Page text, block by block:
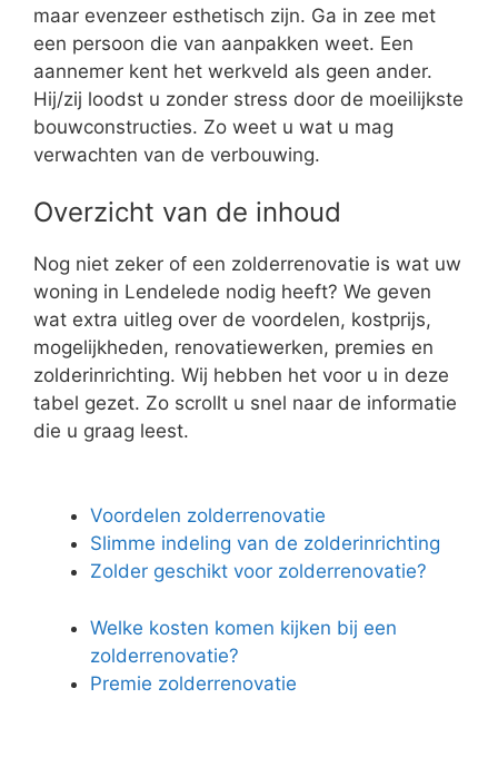
maar evenzeer esthetisch zijn. Ga in zee met
een persoon die van aanpakken weet. Een
aannemer kent het werkveld als geen ander.
Hij/zij loodst u zonder stress door de moeilijkste
bouwconstructies. Zo weet u wat u mag
verwachten van de verbouwing.
Overzicht van de inhoud
Nog niet zeker of een zolderrenovatie is wat uw
woning in Lendelede nodig heeft? We geven
wat extra uitleg over de voordelen, kostprijs,
mogelijkheden, renovatiewerken, premies en
zolderinrichting. Wij hebben het voor u in deze
tabel gezet. Zo scrollt u snel naar de informatie
die u graag leest.
Voordelen zolderrenovatie
Slimme indeling van de zolderinrichting
Zolder geschikt voor zolderrenovatie?
Welke kosten komen kijken bij een
zolderrenovatie?
Premie zolderrenovatie